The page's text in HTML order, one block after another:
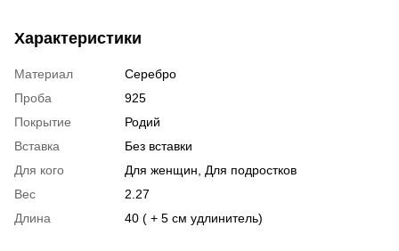
Характеристики
Материал
Серебро
Проба
925
Покрытие
Родий
Вставка
Без вставки
Для кого
Для женщин, Для подростков
Вес
2.27
Длина
40 ( + 5 см удлинитель)